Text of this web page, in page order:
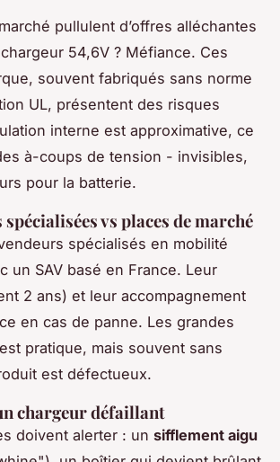
pullulent d’offres alléchantes
54,6V ? Méfiance. Ces
souvent fabriqués sans norme
UL, présentent des risques
interne est approximative, ce
à-coups de tension - invisibles,
pour la batterie.
vs places de marché
spécialisés en mobilité
un SAV basé en France. Leur
2 ans) et leur accompagnement
en cas de panne. Les grandes
pratique, mais souvent sans
est défectueux.
chargeur défaillant
doivent alerter : un sifflement aigu